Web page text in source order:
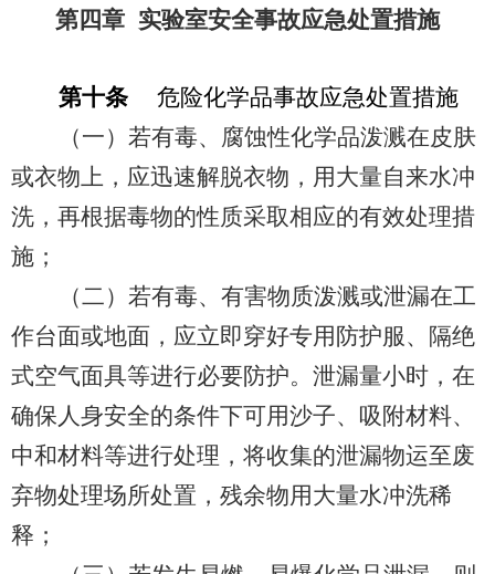
第四章 实验室安全事故应急处置措施
第十条危险化学品事故应急处置措施
（一）若有毒、腐蚀性化学品泼溅在皮肤
或衣物上，应迅速解脱衣物，用大量自来水冲
洗，再根据毒物的性质采取相应的有效处理措
施；
（二）若有毒、有害物质泼溅或泄漏在工
作台面或地面，应立即穿好专用防护服、隔绝
式空气面具等进行必要防护。泄漏量小时，在
确保人身安全的条件下可用沙子、吸附材料、
中和材料等进行处理，将收集的泄漏物运至废
弃物处理场所处置，残余物用大量水冲洗稀
释；